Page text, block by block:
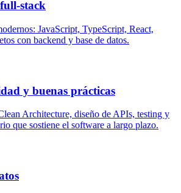
stack
JavaScript, TypeScript, React,
con backend y base de datos.
y buenas prácticas
Architecture, diseño de APIs, testing y
que sostiene el software a largo plazo.